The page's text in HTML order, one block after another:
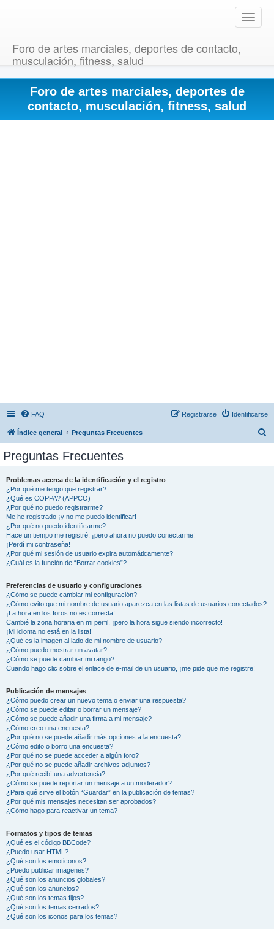
T
o
e
v
Foro de artes marciales, deportes de contacto,
musculación, fitness, salud
Foro de artes marciales, deportes de
contacto, musculación, fitness, salud
FAQ Identificarse
Registrarse
Índice general Preguntas Frecuentes
Preguntas Frecuentes
Problemas acerca de la identificación y el registro
¿Por qué me tengo que registrar?
¿Qué es COPPA? (APPCO)
¿Por qué no puedo registrarme?
Me he registrado ¡y no me puedo identificar!
¿Por qué no puedo identificarme?
Hace un tiempo me registré, ¡pero ahora no puedo conectarme!
¡Perdí mi contraseña!
¿Por qué mi sesión de usuario expira automáticamente?
¿Cuál es la función de “Borrar cookies”?
Preferencias de usuario y configuraciones
¿Cómo se puede cambiar mi configuración?
¿Cómo evito que mi nombre de usuario aparezca en las listas de usuarios conectados?
¡La hora en los foros no es correcta!
Cambié la zona horaria en mi perfil, ¡pero la hora sigue siendo incorrecto!
¡Mi idioma no está en la lista!
¿Qué es la imagen al lado de mi nombre de usuario?
¿Cómo puedo mostrar un avatar?
¿Cómo se puede cambiar mi rango?
Cuando hago clic sobre el enlace de e-mail de un usuario, ¡me pide que me registre!
Publicación de mensajes
¿Cómo puedo crear un nuevo tema o enviar una respuesta?
¿Cómo se puede editar o borrar un mensaje?
¿Cómo se puede añadir una firma a mi mensaje?
¿Cómo creo una encuesta?
¿Por qué no se puede añadir más opciones a la encuesta?
¿Cómo edito o borro una encuesta?
¿Por qué no se puede acceder a algún foro?
¿Por qué no se puede añadir archivos adjuntos?
¿Por qué recibí una advertencia?
¿Cómo se puede reportar un mensaje a un moderador?
¿Para qué sirve el botón “Guardar” en la publicación de temas?
¿Por qué mis mensajes necesitan ser aprobados?
¿Cómo hago para reactivar un tema?
Formatos y tipos de temas
¿Qué es el código BBCode?
¿Puedo usar HTML?
¿Qué son los emoticonos?
¿Puedo publicar imagenes?
¿Qué son los anuncios globales?
¿Qué son los anuncios?
¿Qué son los temas fijos?
¿Qué son los temas cerrados?
¿Qué son los iconos para los temas?